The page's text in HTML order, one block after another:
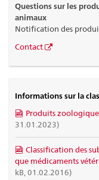
Questions sur les
animaux
Notification des
Contact
Informations sur la
Produits
31.01.2023)
Classification des
que médicaments
kB, 01.02.2016)